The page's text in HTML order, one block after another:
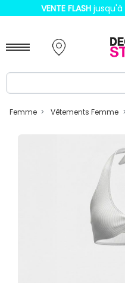
VENTE FLASH jusqu'à
Femme Vêtements Femme